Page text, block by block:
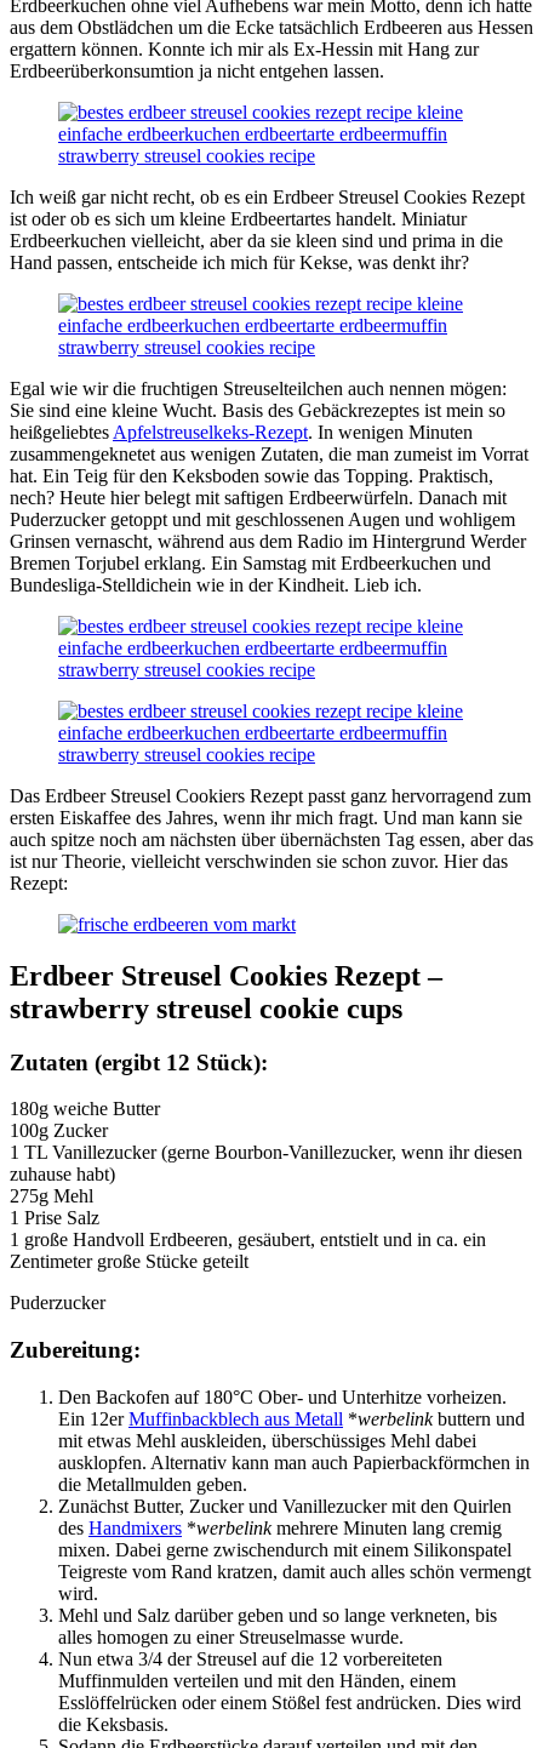
Erdbeerkuchen ohne viel Aufhebens war mein Motto, denn ich hatte
aus dem Obstlädchen um die Ecke tatsächlich Erdbeeren aus Hessen
ergattern können. Konnte ich mir als Ex-Hessin mit Hang zur
Erdbeerüberkonsumtion ja nicht entgehen lassen.
Ich weiß gar nicht recht, ob es ein Erdbeer Streusel Cookies Rezept
ist oder ob es sich um kleine Erdbeertartes handelt. Miniatur
Erdbeerkuchen vielleicht, aber da sie kleen sind und prima in die
Hand passen, entscheide ich mich für Kekse, was denkt ihr?
Egal wie wir die fruchtigen Streuselteilchen auch nennen mögen:
Sie sind eine kleine Wucht. Basis des Gebäckrezeptes ist mein so
heißgeliebtes Apfelstreuselkeks-Rezept. In wenigen Minuten
zusammengeknetet aus wenigen Zutaten, die man zumeist im Vorrat
hat. Ein Teig für den Keksboden sowie das Topping. Praktisch,
nech? Heute hier belegt mit saftigen Erdbeerwürfeln. Danach mit
Puderzucker getoppt und mit geschlossenen Augen und wohligem
Grinsen vernascht, während aus dem Radio im Hintergrund Werder
Bremen Torjubel erklang. Ein Samstag mit Erdbeerkuchen und
Bundesliga-Stelldichein wie in der Kindheit. Lieb ich.
Das Erdbeer Streusel Cookiers Rezept passt ganz hervorragend zum
ersten Eiskaffee des Jahres, wenn ihr mich fragt. Und man kann sie
auch spitze noch am nächsten über übernächsten Tag essen, aber das
ist nur Theorie, vielleicht verschwinden sie schon zuvor. Hier das
Rezept:
Erdbeer Streusel Cookies Rezept –
strawberry streusel cookie cups
Zutaten (ergibt 12 Stück):
180g weiche Butter
100g Zucker
1 TL Vanillezucker (gerne Bourbon-Vanillezucker, wenn ihr diesen
zuhause habt)
275g Mehl
1 Prise Salz
1 große Handvoll Erdbeeren, gesäubert, entstielt und in ca. ein
Zentimeter große Stücke geteilt
Puderzucker
Zubereitung:
Den Backofen auf 180°C Ober- und Unterhitze vorheizen.
Ein 12erMuffinbackblech aus Metall *werbelinkbuttern und
mit etwas Mehl auskleiden, überschüssiges Mehl dabei
ausklopfen. Alternativ kann man auch Papierbackförmchen in
die Metallmulden geben.
Zunächst Butter, Zucker und Vanillezucker mit den Quirlen
des Handmixers *werbelinkmehrere Minuten lang cremig
mixen. Dabei gerne zwischendurch mit einem Silikonspatel
Teigreste vom Rand kratzen, damit auch alles schön vermengt
wird.
Mehl und Salz darüber geben und so lange verkneten, bis
alles homogen zu einer Streuselmasse wurde.
Nun etwa 3/4 der Streusel auf die 12 vorbereiteten
Muffinmulden verteilen und mit den Händen, einem
Esslöffelrücken oder einem Stößel fest andrücken. Dies wird
die Keksbasis.